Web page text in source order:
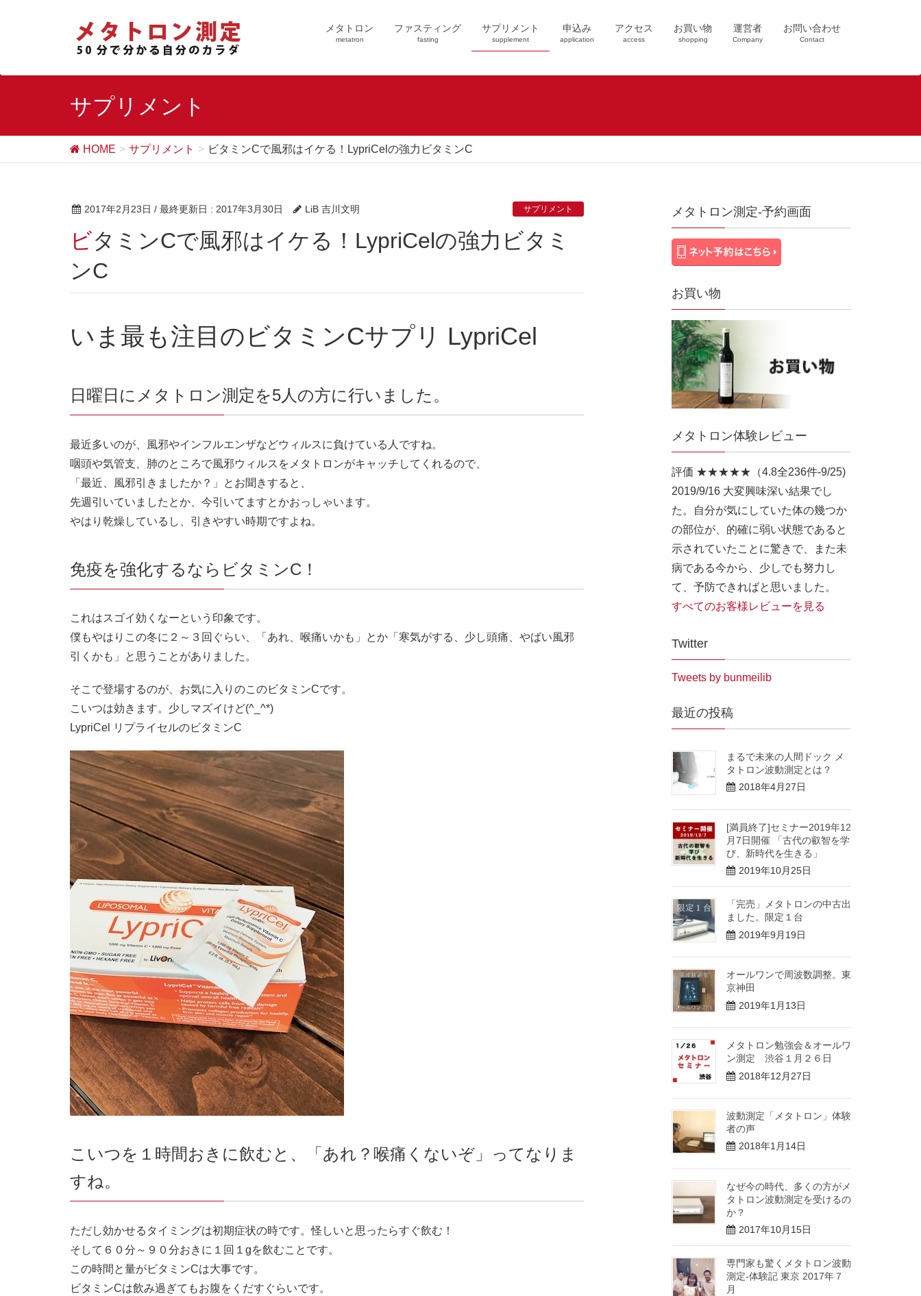
メタトロン
metatron
ファスティング
fasting
サプリメント
supplement
申込み
application
アクセス
access
お買い物
shopping
運営者
Company
お問い合わせ
Contact
サプリメント
HOME サプリメント ビタミンCで風邪はイケる！LypriCelの強力ビタミンC
2017年2月23日 / 最終更新日 : 2017年3月30日 LiB 吉川文明 サプリメント
ビタミンCで風邪はイケる！LypriCelの強力ビタミ
ンC
いま最も注目のビタミンCサプリ LypriCel
日曜日にメタトロン測定を5人の方に行いました。
最近多いのが、風邪やインフルエンザなどウィルスに負けている人ですね。
咽頭や気管支、肺のところで風邪ウィルスをメタトロンがキャッチしてくれるので、
「最近、風邪引きましたか？」とお聞きすると、
先週引いていましたとか、今引いてますとかおっしゃいます。
やはり乾燥しているし、引きやすい時期ですよね。
免疫を強化するならビタミンC！
これはスゴイ効くなーという印象です。
僕もやはりこの冬に２～３回ぐらい、「あれ、喉痛いかも」とか「寒気がする、少し頭痛、やばい風邪
引くかも」と思うことがありました。
そこで登場するのが、お気に入りのこのビタミンCです。
こいつは効きます。少しマズイけど(^_^*)
LypriCel リプライセルのビタミンC
こいつを１時間おきに飲むと、「あれ？喉痛くないぞ」ってなりま
すね。
ただし効かせるタイミングは初期症状の時です。怪しいと思ったらすぐ飲む！
そして６０分～９０分おきに１回１gを飲むことです。
この時間と量がビタミンCは大事です。
ビタミンCは飲み過ぎてもお腹をくだすぐらいです。
メタトロン測定-予約画面
お買い物
メタトロン体験レビュー
評価 ★★★★★（4.8全236件-9/25)
2019/9/16 大変興味深い結果でし
た。自分が気にしていた体の幾つか
の部位が、的確に弱い状態であると
示されていたことに驚きで、また未
病である今から、少しでも努力し
て、予防できればと思いました。
すべてのお客様レビューを見る
Twitter
Tweets by bunmeilib
最近の投稿
まるで未来の人間ドック メ
タトロン波動測定とは？
2018年4月27日
[満員終了]セミナー2019年12
月7日開催 「古代の叡智を学
び、新時代を生きる」
2019年10月25日
「完売」メタトロンの中古出
ました。限定１台
2019年9月19日
オールワンで周波数調整。東
京神田
2019年1月13日
メタトロン勉強会＆オールワ
ン測定 渋谷１月２６日
2018年12月27日
波動測定「メタトロン」体験
者の声
2018年1月14日
なぜ今の時代、多くの方がメ
タトロン波動測定を受けるの
か？
2017年10月15日
専門家も驚くメタトロン波動
測定-体験記 東京 2017年７
月